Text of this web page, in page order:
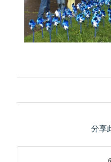
分享